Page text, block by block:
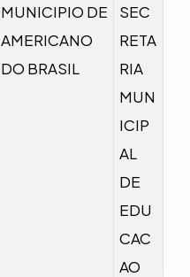
MUNICIPIO DE
AMERICANO
DO BRASIL
SEC
RETA
RIA
MUN
ICIP
AL
DE
EDU
CAC
AO